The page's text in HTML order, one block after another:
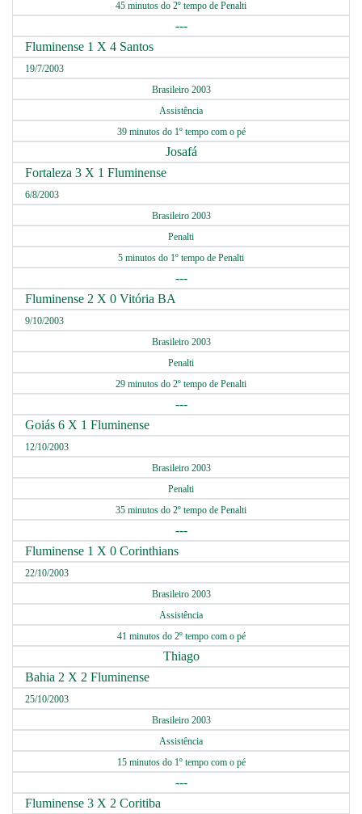
45 minutos do 2º tempo de Penalti
---
Fluminense 1 X 4 Santos
19/7/2003
Brasileiro 2003
Assistência
39 minutos do 1º tempo com o pé
Josafá
Fortaleza 3 X 1 Fluminense
6/8/2003
Brasileiro 2003
Penalti
5 minutos do 1º tempo de Penalti
---
Fluminense 2 X 0 Vitória BA
9/10/2003
Brasileiro 2003
Penalti
29 minutos do 2º tempo de Penalti
---
Goiás 6 X 1 Fluminense
12/10/2003
Brasileiro 2003
Penalti
35 minutos do 2º tempo de Penalti
---
Fluminense 1 X 0 Corinthians
22/10/2003
Brasileiro 2003
Assistência
41 minutos do 2º tempo com o pé
Thiago
Bahia 2 X 2 Fluminense
25/10/2003
Brasileiro 2003
Assistência
15 minutos do 1º tempo com o pé
---
Fluminense 3 X 2 Coritiba